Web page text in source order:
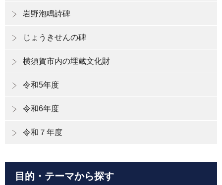
岩野泡鳴詩碑
じょうきせんの碑
横須賀市内の埋蔵文化財
令和5年度
令和6年度
令和７年度
目的・テーマから探す